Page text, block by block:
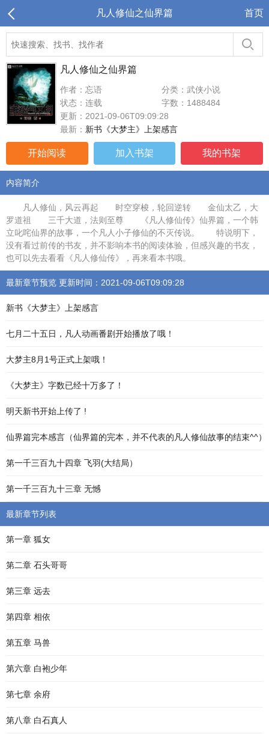
凡人修仙之仙界篇 首页
凡人修仙之仙界篇
作者：忘语
分类：武侠小说
状态：连载
字数：1488484
更新：2021-09-06T09:09:28
最新： 新书《大梦主》上架感言
开始阅读 加入书架 我的书架
内容简介
凡人修仙，风云再起 时空穿梭，轮回逆转 金仙太乙，大
罗道祖 三千大道，法则至尊 《凡人修仙传》仙界篇，一个韩
立叱咤仙界的故事，一个凡人小子修仙的不灭传说。 特说明下，
没有看过前传的书友，并不影响本书的阅读体验，但感兴趣的书友，
也可以先去看看《凡人修仙传》，再来看本书哦。
最新章节预览 更新时间：2021-09-06T09:09:28
新书《大梦主》上架感言
七月二十五日，凡人动画番剧开始播放了哦！
大梦主8月1号正式上架哦！
《大梦主》字数已经十万多了！
明天新书开始上传了 !
仙界篇完本感言（仙界篇的完本，并不代表的凡人修仙故事的结束^^）
第一千三百九十四章 飞羽(大结局）
第一千三百九十三章 无憾
最新章节列表
第一章 狐女
第二章 石头哥哥
第三章 远去
第四章 相依
第五章 马兽
第六章 白袍少年
第七章 余府
第八章 白石真人